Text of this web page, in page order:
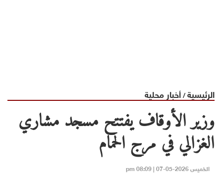
الرئيسية/أخبار محلية
وزير الأوقاف يفتتح مسجد مشاري
الغزالي في مرج الحمام
الخميس 2026-05-07 | 08:09 pm